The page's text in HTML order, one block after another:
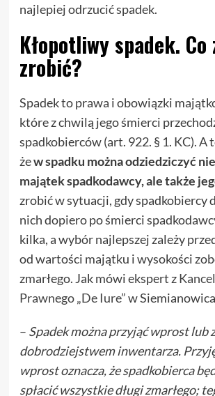
najlepiej odrzucić spadek.
Kłopotliwy spadek.
zrobić?
Spadek to prawa i obowiązki
które z chwilą jego śmierci
spadkobierców (art. 922. § 1. KC). A
żew spadku można odziedziczyć
majątek spadkodawcy, ale także
zrobić w sytuacji, gdy spadkobiercy
nich dopiero po śmierci
kilka, a wybór najlepszej zależy
od wartości majątku i wysokości
zmarłego. Jak mówi ekspert z
Prawnego „De Iure”w
– Spadek można przyjąć wprost lub z
dobrodziejstwem inwentarza.
wprost oznacza, że spadkobierca
spłacić wszystkie długi zmarłego;